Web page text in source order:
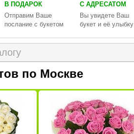
В ПОДАРОК
Отправим Ваше
послание с букетом
С АДРЕСАТОМ
Вы увидете Ваш
букет и её улыбку
по Москве